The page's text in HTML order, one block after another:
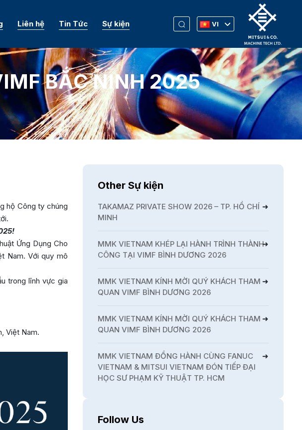
Liên hệ Tin Tức Sự kiện VI
BẮC NINH 2025
hộ Công ty chúng
Ứng Dụng Cho
Nam. Với quy mô
trong lĩnh vực gia
Việt Nam.
Other Sự kiện
TAKAMAZ PRIVATE SHOW 2026 – TP. HỒ CHÍ
MINH
MMK VIETNAM KHÉP LẠI HÀNH TRÌNH THÀNH
CÔNG TẠI VIMF BÌNH DƯƠNG 2026
MMK VIETNAM KÍNH MỜI QUÝ KHÁCH THAM
QUAN VIMF BÌNH DƯƠNG 2026
MMK VIETNAM KÍNH MỜI QUÝ KHÁCH THAM
QUAN VIMF BÌNH DƯƠNG 2026
MMK VIETNAM ĐỒNG HÀNH CÙNG FANUC
VIETNAM & MITSUI VIETNAM ĐÓN TIẾP ĐẠI
HỌC SƯ PHẠM KỸ THUẬT TP. HCM
Follow Us